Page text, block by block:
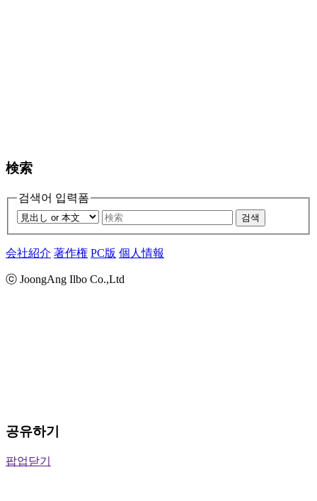
検索
검색어 입력폼
검색
会社紹介 著作権 PC版 個人情報
ⓒ JoongAng Ilbo Co.,Ltd
공유하기
팝업닫기